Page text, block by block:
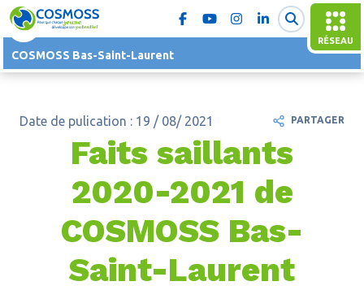
RÉSEAU
COSMOSS Bas-Saint-Laurent
Date de pulication : 19 / 08/ 2021
Faits saillants
2020-2021 de
COSMOSS Bas-
Saint-Laurent
PARTAGER